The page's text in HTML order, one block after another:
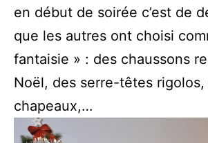
en début de soirée c’est de
que les autres ont choisi
fantaisie » : des chaussons
Noël, des serre-têtes rigolos,
chapeaux,…